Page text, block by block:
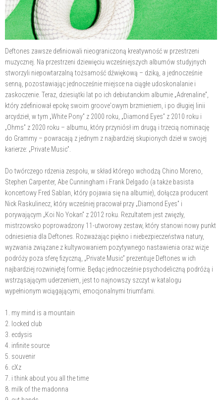
Deftones zawsze definiowali nieograniczoną kreatywność w przestrzeni
muzycznej. Na przestrzeni dziewięciu wcześniejszych albumów studyjnych
stworzyli niepowtarzalną tożsamość dźwiękową – dziką, a jednocześnie
senną, pozostawiając jednocześnie miejsce na ciągłe udoskonalanie i
zaskoczenie. Teraz, dziesiątki lat po ich debiutanckim albumie „Adrenaline”,
który zdefiniował epokę swoim groove'owym brzmieniem, i po długiej linii
arcydzieł, w tym „White Pony” z 2000 roku, „Diamond Eyes” z 2010 roku i
„Ohms” z 2020 roku – albumu, który przyniósł im drugą i trzecią nominację
do Grammy – powracają z jednym z najbardziej skupionych dzieł w swojej
karierze: „Private Music”.
Do twórczego rdzenia zespołu, w skład którego wchodzą Chino Moreno,
Stephen Carpenter, Abe Cunningham i Frank Delgado (a także basista
koncertowy Fred Sablan, który pojawia się na albumie), dołącza producent
Nick Raskulinecz, który wcześniej pracował przy „Diamond Eyes” i
porywającym „Koi No Yokan” z 2012 roku. Rezultatem jest zwięzły,
mistrzowsko poprowadzony 11-utworowy zestaw, który stanowi nowy punkt
odniesienia dla Deftones. Rozważając piękno i niebezpieczeństwa natury,
wyzwania związane z kultywowaniem pozytywnego nastawienia oraz wizje
podróży poza sferę fizyczną, „Private Music” prezentuje Deftones w ich
najbardziej rozwiniętej formie. Będąc jednocześnie psychodeliczną podróżą i
wstrząsającym uderzeniem, jest to najnowszy szczyt w katalogu
wypełnionym wciągającymi, emocjonalnymi triumfami.
1. my mind is a mountain
2. locked club
3. ecdysis
4. infinite source
5. souvenir
6. cXz
7. i think about you all the time
8. milk of the madonna